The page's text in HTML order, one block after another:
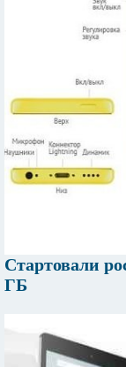
Стартовали
ГБ